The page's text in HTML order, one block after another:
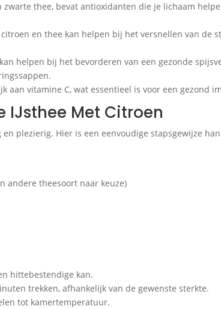
thee, bevat antioxidanten die je lichaam
en thee kan helpen bij het versnellen van de
helpen bij het bevorderen van een gezonde
aan vitamine C, wat essentieel is voor een gezond
IJsthee Met Citroen
plezierig. Hier is een eenvoudige stapsgewijze
andere theesoort naar keuze)
hittebestendige kan.
trekken, afhankelijk van de gewenste sterkte.
tot kamertemperatuur.